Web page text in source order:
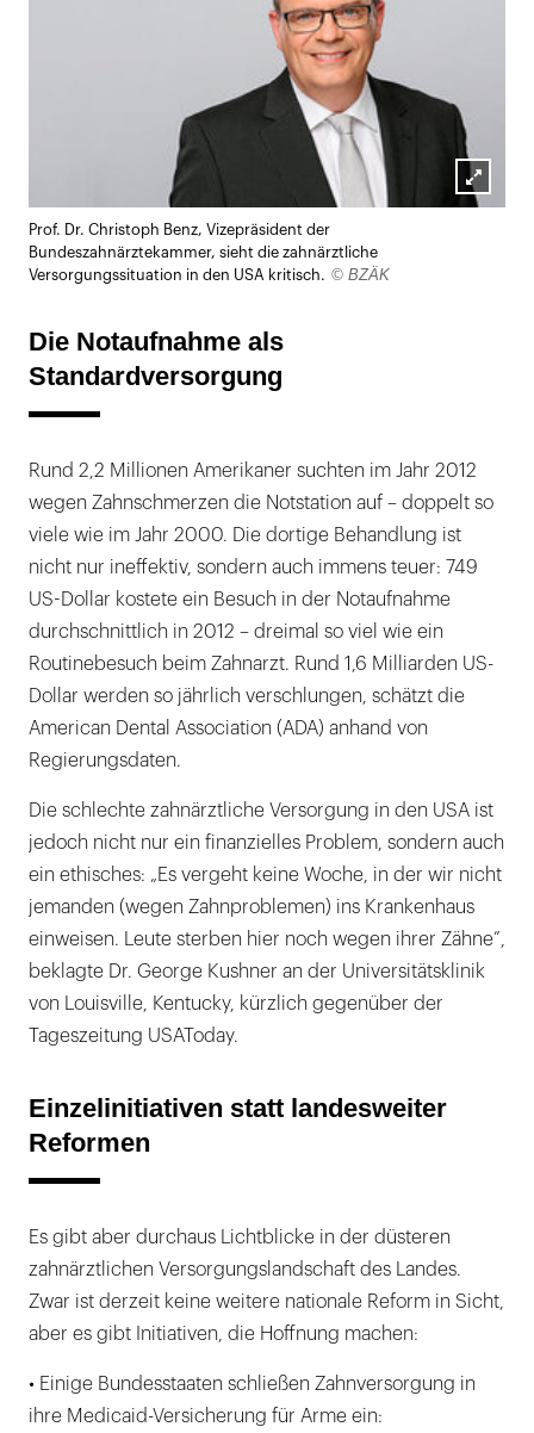
Prof. Dr. Christoph Benz, Vizepräsident der
Bundeszahnärztekammer, sieht die zahnärztliche
Versorgungssituation in den USA kritisch. © BZÄK
Die Notaufnahme als
Standardversorgung
Rund 2,2 Millionen Amerikaner suchten im Jahr 2012
wegen Zahnschmerzen die Notstation auf – doppelt so
viele wie im Jahr 2000. Die dortige Behandlung ist
nicht nur ineffektiv, sondern auch immens teuer: 749
US-Dollar kostete ein Besuch in der Notaufnahme
durchschnittlich in 2012 – dreimal so viel wie ein
Routinebesuch beim Zahnarzt. Rund 1,6 Milliarden US-
Dollar werden so jährlich verschlungen, schätzt die
American Dental Association (ADA) anhand von
Regierungsdaten.
Die schlechte zahnärztliche Versorgung in den USA ist
jedoch nicht nur ein finanzielles Problem, sondern auch
ein ethisches: „Es vergeht keine Woche, in der wir nicht
jemanden (wegen Zahnproblemen) ins Krankenhaus
einweisen. Leute sterben hier noch wegen ihrer Zähne”,
beklagte Dr. George Kushner an der Universitätsklinik
von Louisville, Kentucky, kürzlich gegenüber der
Tageszeitung USAToday.
Einzelinitiativen statt landesweiter
Reformen
Es gibt aber durchaus Lichtblicke in der düsteren
zahnärztlichen Versorgungslandschaft des Landes.
Zwar ist derzeit keine weitere nationale Reform in Sicht,
aber es gibt Initiativen, die Hoffnung machen:
• Einige Bundesstaaten schließen Zahnversorgung in
ihre Medicaid-Versicherung für Arme ein: